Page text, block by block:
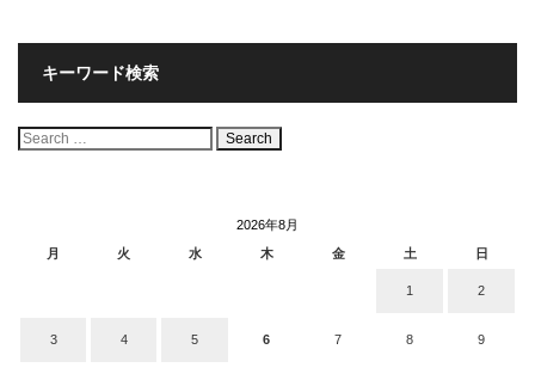
キーワード検索
検
索:
2026年8月
月
火 水 木 金 土 日
1 2
3 4 5 6 7 8 9